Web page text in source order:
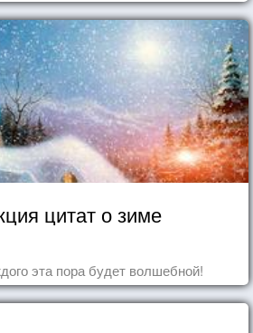
цитат о зиме
эта пора будет волшебной!